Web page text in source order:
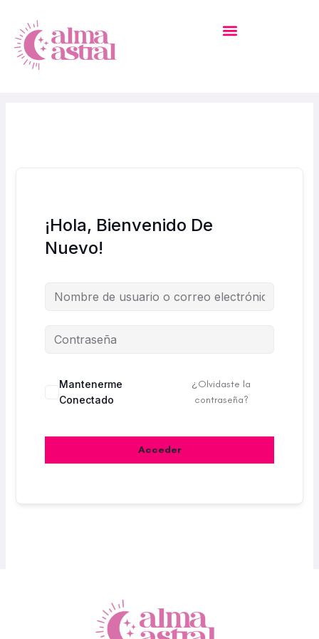
Contenido
¡Hola, Bienvenido De
Nuevo!
Mantenerme
Conectado
¿Olvidaste la
contraseña?
Acceder